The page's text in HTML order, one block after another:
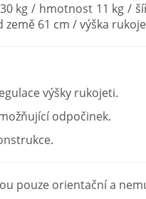
kg / hmotnost 11 kg /
země 61 cm / výška
výšky rukojeti.
odpočinek.
pouze orientační a